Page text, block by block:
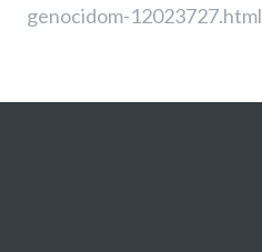
genocidom-12023727.html